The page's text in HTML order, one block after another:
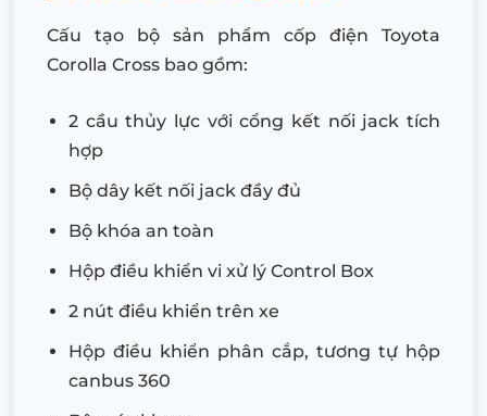
Cấu tạo bộ sản phẩm cốp điện Toyota
Corolla Cross bao gồm:
2 cầu thủy lực với cổng kết nối jack tích
hợp
Bộ dây kết nối jack đầy đủ
Bộ khóa an toàn
Hộp điều khiển vi xử lý Control Box
2 nút điều khiển trên xe
Hộp điều khiển phân cắp, tương tự hộp
canbus 360